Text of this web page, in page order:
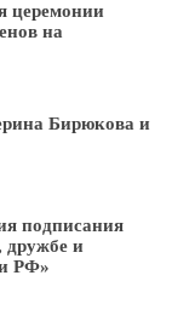
церемонии
на
Бирюкова и
подписания
дружбе и
РФ»